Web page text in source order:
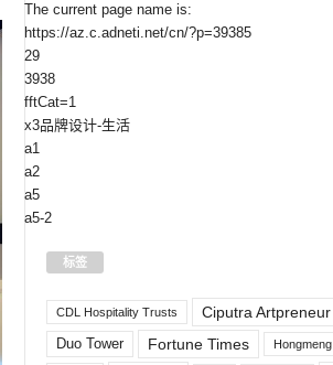
The current page name is:
https://az.c.adneti.net/cn/?p=39385
29
3938
fftCat=1
x3品牌设计-生活
a1
a2
a5
a5-2
标签
CDL Hospitality Trusts Ciputra Artpreneur
Duo Tower Fortune Times Hongmeng